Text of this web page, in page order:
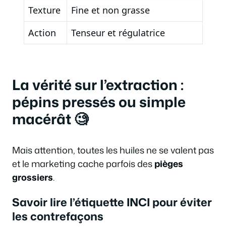
Texture
Fine et non grasse
Action
Tenseur et régulatrice
La vérité sur l’extraction :
pépins pressés ou simple
macérât 🧐
Mais attention, toutes les huiles ne se valent pas
et le marketing cache parfois despièges
grossiers.
Savoir lire l’étiquette INCI pour éviter
les contrefaçons